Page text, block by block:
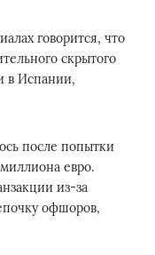
говорится, что
скрытого
в Испании,
после попытки
евро.
из-за
офшоров,